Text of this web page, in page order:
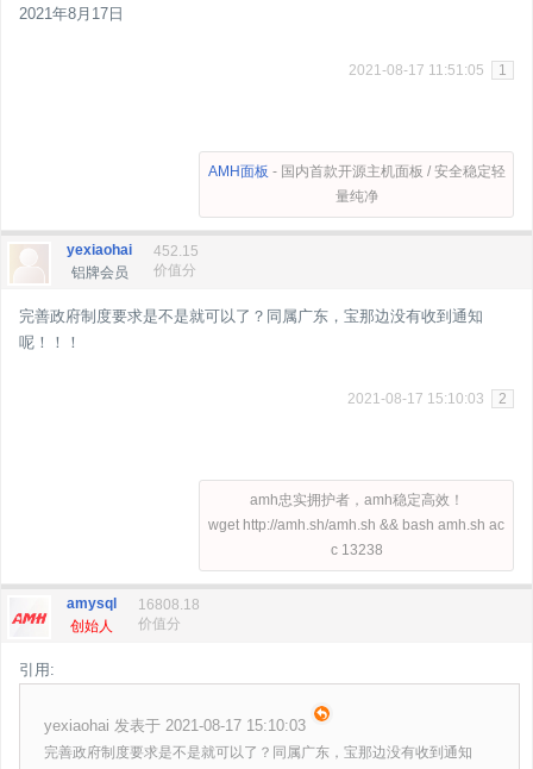
2021年8月17日
2021-08-17 11:51:05 1
AMH面板 - 国内首款开源主机面板 / 安全稳定轻
量纯净
yexiaohai
铝牌会员
452.15
价值分
完善政府制度要求是不是就可以了？同属广东，宝那边没有收到通知
呢！！！
2021-08-17 15:10:03 2
amh忠实拥护者，amh稳定高效！
wget http://amh.sh/amh.sh && bash amh.sh ac
c 13238
amysql
创始人
16808.18
价值分
引用:
yexiaohai 发表于 2021-08-17 15:10:03
完善政府制度要求是不是就可以了？同属广东，宝那边没有收到通知